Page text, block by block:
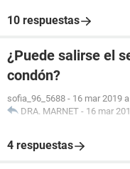
10 respuestas
¿Puede salirse el
condón?
sofia_96_5688 - 16 mar 2019
DRA. MARNET - 16 mar
4 respuestas